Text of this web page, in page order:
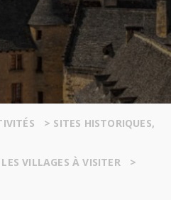
> SITES HISTORIQUES,
LES VILLAGES À VISITER >